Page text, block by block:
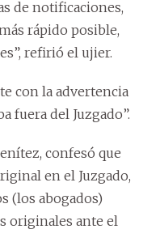
de notificaciones,
rápido posible,
refirió el ujier.
con la advertencia
fuera del Juzgado”.
confesó que
en el Juzgado,
(los abogados)
originales ante el